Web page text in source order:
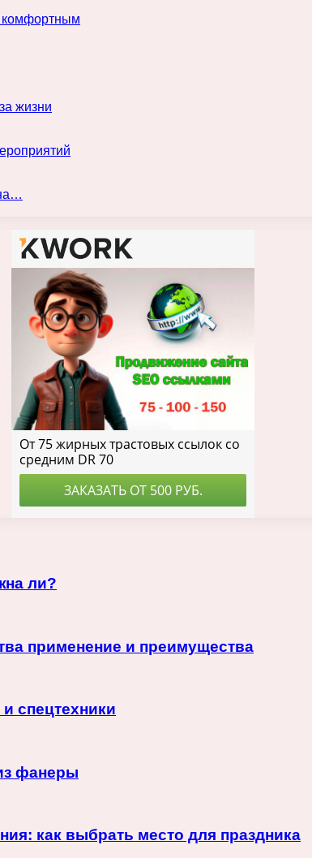
комфортным
жизни
ли?
применение и преимущества
спецтехники
фанеры
как выбрать место для праздника